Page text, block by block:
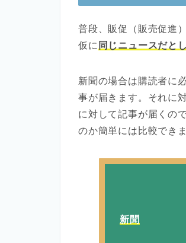
普段、販促（販売促進
仮に 同じニュースだと
新聞の場合は購読者に
事が届きます。それに
に対して記事が届くの
のか簡単には比較できま
新聞